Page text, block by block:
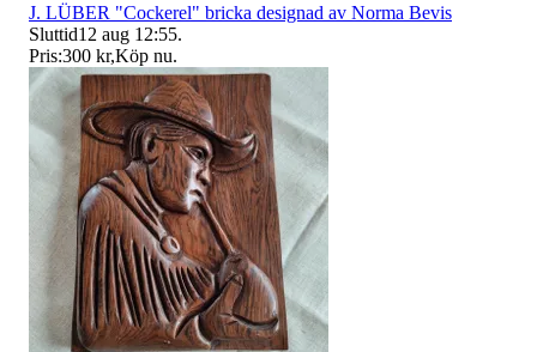
J. LÜBER "Cockerel" bricka designad av Norma Bevis
Sluttid12 aug 12:55.
Pris:300 kr,Köp nu.